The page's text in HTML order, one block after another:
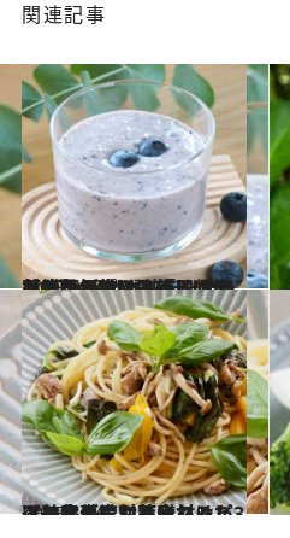
関連記事
2025.9.7
ただの日焼けと侮るなかれ…夏の強い日差しは体への負担大！ 熱をため込んでいる“サイン”とは？ 薬膳師が教える「日焼け対策レシピ3選」
グルメ
2025.5.16
【美肌が育つ薬膳レシピ3選】食事に取り入れるだけで紫外線対策やストレスケアにもなる食材は？
グルメ